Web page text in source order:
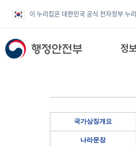
이 누리집은 대한민국 공식 전자정부 누
정
국가상징개요
나라문장